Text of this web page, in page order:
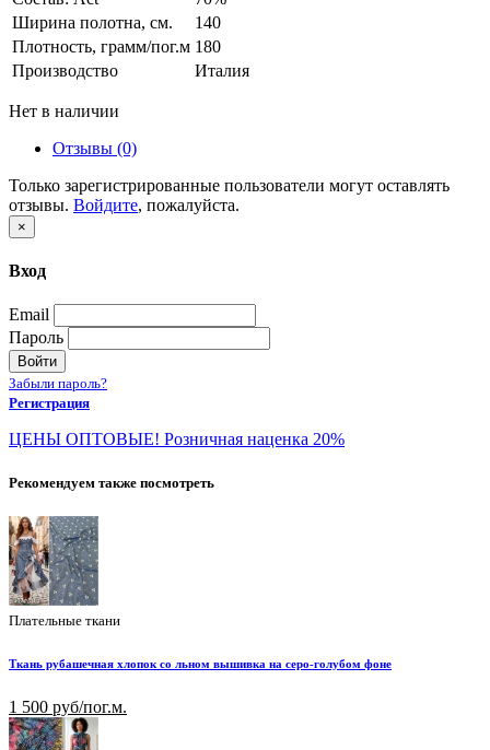
Ширина полотна, см.
140
Плотность, грамм/пог.м 180
Производство
Италия
Нет в наличии
Отзывы (0)
Только зарегистрированные пользователи могут оставлять
отзывы. Войдите, пожалуйста.
×
Вход
Email
Пароль
Войти
Забыли пароль?
Регистрация
ЦЕНЫ ОПТОВЫЕ! Розничная наценка 20%
Рекомендуем также посмотреть
Плательные ткани
Ткань рубашечная хлопок со льном вышивка на серо-голубом фоне
1 500 руб/пог.м.